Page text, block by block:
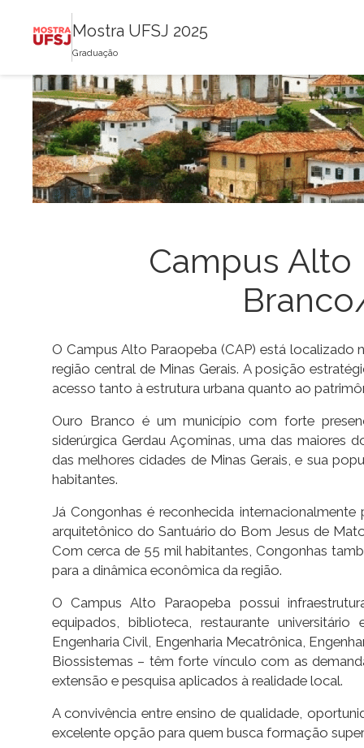
Mostra UFSJ 2025
Graduação
Campus Alto
O Campus Alto Paraopeba (CAP) está localizado
região central de Minas Gerais. A posição
acesso tanto à estrutura urbana quanto ao
Ouro Branco é um município com forte
siderúrgica Gerdau Açominas, uma das maiores
das melhores cidades de Minas Gerais, e sua
habitantes.
Já Congonhas é reconhecida
arquitetônico do Santuário do Bom Jesus de
Com cerca de 55 mil habitantes, Congonhas
para a dinâmica econômica da região.
O Campus Alto Paraopeba possui
equipados, biblioteca, restaurante
Engenharia Civil, Engenharia Mecatrônica,
Biossistemas – têm forte vínculo com as
extensão e pesquisa aplicados à realidade local.
A convivência entre ensino de qualidade,
excelente opção para quem busca formação